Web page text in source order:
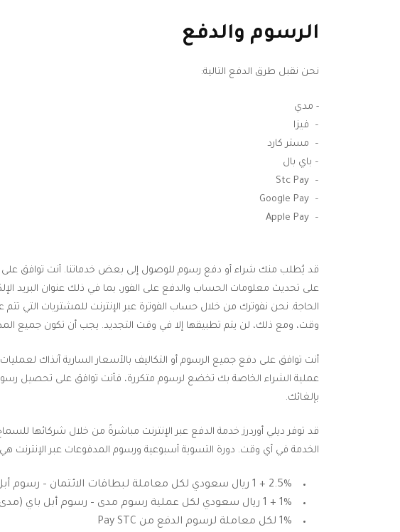
الرسوم والدفع
نحن نقبل طرق الدفع التالية:
- مدي
– فيزا
– مستر كارد
– باي بال
– Stc Pay
– Google Pay
– Apple Pay
قد يُطلب منك شراء أو دفع رسوم للوصول إلى بعض خدماتنا. أنت توافق على
على تحديث معلومات الحساب والدفع على الفور، بما في ذلك عنوان البريد
الحاجة. نحن نفوترك من خلال حساب الفوترة عبر الإنترنت للمشتريات التي
وقت، ومع ذلك، لن يتم تطبيقها إلا في وقت التجديد. يجب أن تكون جميع
أنت توافق على دفع جميع الرسوم أو التكاليف بالأسعار السارية آنذاك
عملية الشراء الخاصة بك تخضع لرسوم متكررة، فأنت توافق على تحصيل
بإلغائك.
قد توفر ديلي أوردرز خدمة الدفع عبر الإنترنت مباشرةً من خلال شركائها
الخدمة في أي وقت. دورة التسوية أسبوعية ورسوم المدفوعات عبر الإنترنت
2.5% + 1 ريال سعودي لكل معاملة لبطاقات الائتمان – رسوم أبل باي
1% + 1 ريال سعودي لكل عملية رسوم مدى – رسوم أبل باي (مدى)
1% لكل معاملة لرسوم الدفع من Pay STC